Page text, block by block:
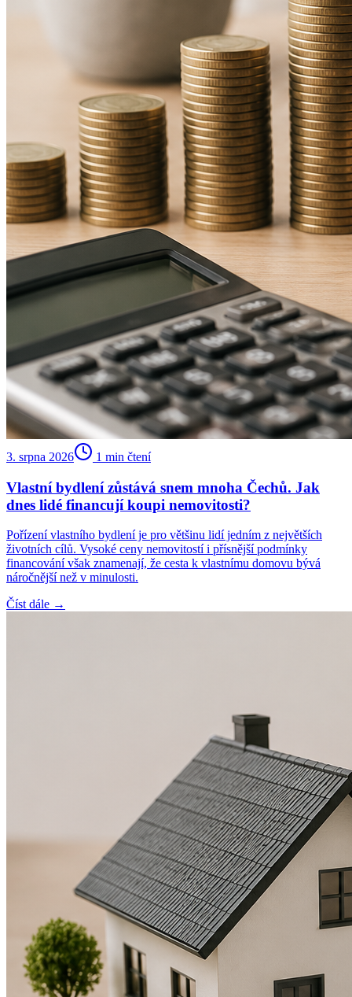
3. srpna 2026 1 min čtení
Vlastní bydlení zůstává snem mnoha Čechů. Jak
dnes lidé financují koupi nemovitosti?
Pořízení vlastního bydlení je pro většinu lidí jedním z největších
životních cílů. Vysoké ceny nemovitostí i přísnější podmínky
financování však znamenají, že cesta k vlastnímu domovu bývá
náročnější než v minulosti.
Číst dále →